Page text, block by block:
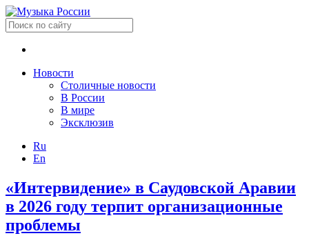
Новости
Столичные новости
В России
В мире
Эксклюзив
Ru
En
«Интервидение» в Саудовской Аравии
в 2026 году терпит организационные
проблемы